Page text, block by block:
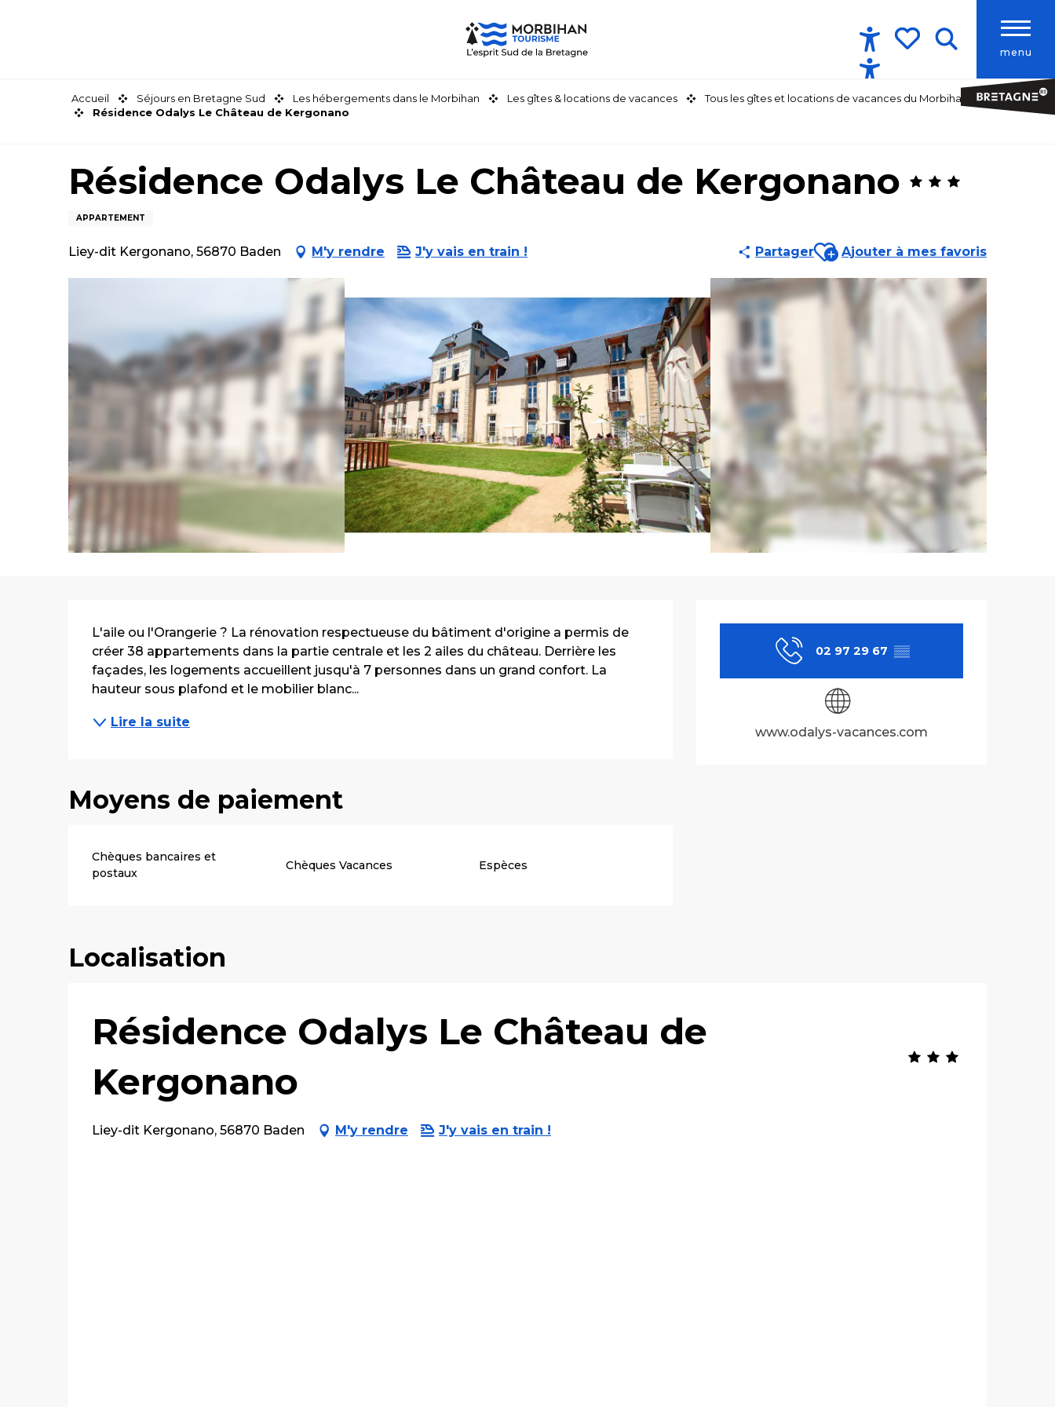
menu
Accessibilité
Accueil Séjours en Bretagne Sud Les hébergements dans le Morbihan Les gîtes & locations de vacances
Tous les gîtes et locations de vacances du Morbihan
Résidence Odalys Le Château de Kergonano
Résidence Odalys Le Château de Kergonano
APPARTEMENT
Liey-dit Kergonano, 56870 Baden M'y rendre J'y vais en train ! PartagerAjouter aux favoris
Ajouter à mes favoris
Ouverture et
02 97 29 67 ▒▒
www.odalys-vacances.com
Description
L'aile ou l'Orangerie ? La rénovation respectueuse du bâtiment d'origine a permis de
créer 38 appartements dans la partie centrale et les 2 ailes du château. Derrière les
façades, les logements accueillent jusqu'à 7 personnes dans un grand confort. La
hauteur sous plafond et le mobilier blanc...
Lire la suite
Moyens de paiement
Chèques bancaires et
postaux
Chèques Vacances Espèces
Localisation
Résidence Odalys Le Château de
Kergonano
Liey-dit Kergonano, 56870 Baden M'y rendre J'y vais en train !